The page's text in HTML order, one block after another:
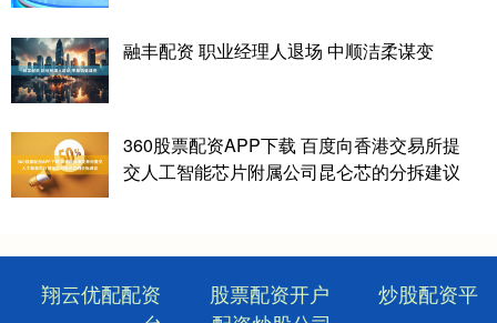
融丰配资 职业经理人退场 中顺洁柔谋变
360股票配资APP下载 百度向香港交易所提
交人工智能芯片附属公司昆仑芯的分拆建议
翔云优配配资 股票配资开户
炒股配资平